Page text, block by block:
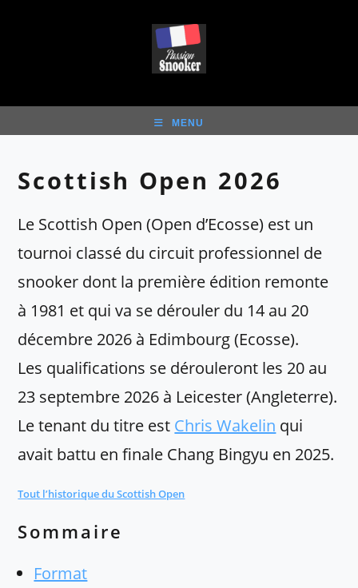
MENU
Scottish Open 2026
Le Scottish Open (Open d’Ecosse) est un
tournoi classé du circuit professionnel de
snooker dont la première édition remonte
à 1981 et qui va se dérouler du 14 au 20
décembre 2026 à Edimbourg (Ecosse).
Les qualifications se dérouleront les 20 au
23 septembre 2026 à Leicester (Angleterre).
Le tenant du titre est Chris Wakelin qui
avait battu en finale Chang Bingyu en 2025.
Tout l’historique du Scottish Open
Sommaire
Format